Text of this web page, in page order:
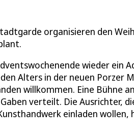
organisieren den
wieder ein
Alters in der neuen Porzer
willkommen. Eine Bühne
verteilt. Die Ausrichter,
einladen wollen,